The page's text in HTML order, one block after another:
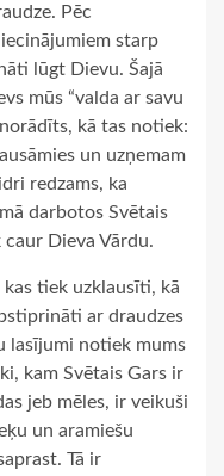
Pēc
starp
lūgt Dievu. Šajā
mūs “valda ar savu
kā tas notiek:
un uzņemam
redzams, ka
darbotos Svētais
Dieva Vārdu.
tiek uzklausīti, kā
ar draudzes
lasījumi notiek mums
kam Svētais Gars ir
jeb mēles, ir veikuši
un aramiešu
Tā ir